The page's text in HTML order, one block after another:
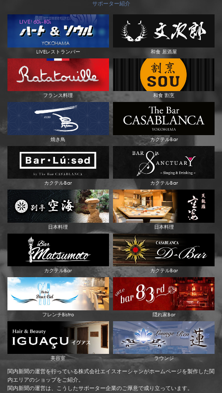
サポーター紹介
LIVEレストランバー 和食 居酒屋
フランス料理 和食 割烹
焼き鳥 カクテルBar
カクテルBar カクテルBar
日本料理 日本料理
カクテルBar カクテルBar
フレンチBistro 隠れ家Bar
美容室 ラウンジ
関内新聞の運営を行っている株式会社エイスオーシャンがホームページを製作した関
内エリアのショップをご紹介。
関内新聞の運営は、こうしたサポーター企業のご厚意で成り立っています。